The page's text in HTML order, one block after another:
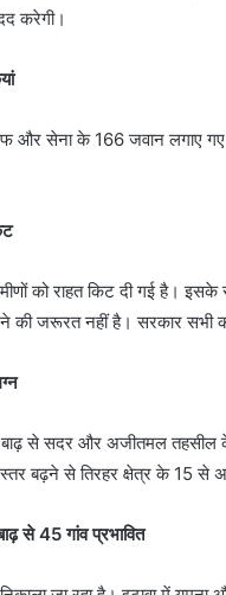
करेगी।
सेना के 166 जवान लगाए गए
को राहत किट दी गई है।
की जरूरत नहीं है। सरकार सभी
से सदर और अजीतमल तहसील
बढ़ने से तिरहर क्षेत्र के 15 से
से 45 गांव प्रभावित